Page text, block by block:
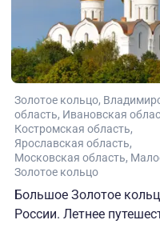
Золотое кольцо
область Ивановская
Костромская область
Ярославская область
Московская область
Золотое кольцо
Большое Золотое
России. Летнее